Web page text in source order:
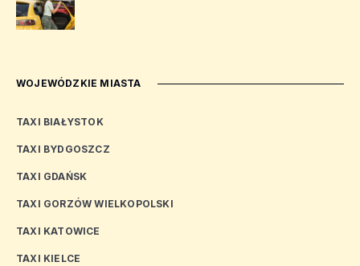
WOJEWÓDZKIE MIASTA
TAXI BIAŁYSTOK
TAXI BYDGOSZCZ
TAXI GDAŃSK
TAXI GORZÓW WIELKOPOLSKI
TAXI KATOWICE
TAXI KIELCE